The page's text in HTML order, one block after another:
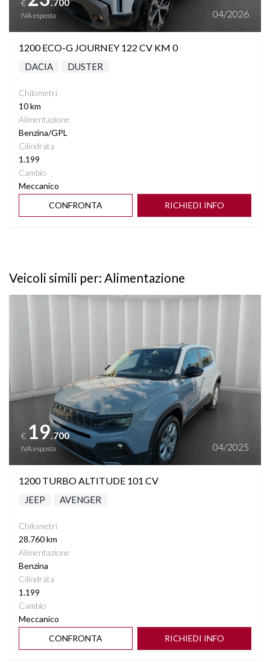
€ .700
IVA esposta 04/2026
1200 ECO-G JOURNEY 122 CV KM 0
DACIA DUSTER
Chilometri
10 km
Alimentazione
Benzina/GPL
Cilindrata
1.199
Cambio
Meccanico
CONFRONTA
RICHIEDI INFO
Veicoli simili per: Alimentazione
Vedi dettagli
€ 19.700
IVA esposta 04/2025
1200 TURBO ALTITUDE 101 CV
JEEP AVENGER
Chilometri
28.760 km
Alimentazione
Benzina
Cilindrata
1.199
Cambio
Meccanico
CONFRONTA
RICHIEDI INFO